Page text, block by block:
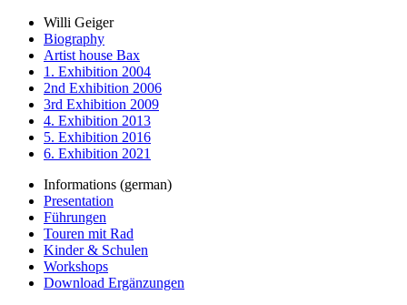
Willi Geiger
Biography
Artist house Bax
1. Exhibition 2004
2nd Exhibition 2006
3rd Exhibition 2009
4. Exhibition 2013
5. Exhibition 2016
6. Exhibition 2021
Informations (german)
Presentation
Führungen
Touren mit Rad
Kinder & Schulen
Workshops
Download Ergänzungen